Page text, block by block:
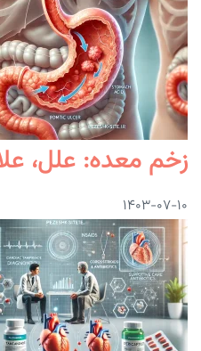
زخم معده: علل،
۱۴۰۳-۰۷-۱۰